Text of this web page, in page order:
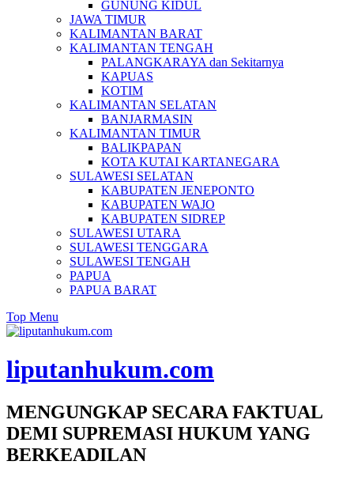
GUNUNG KIDUL
JAWA TIMUR
KALIMANTAN BARAT
KALIMANTAN TENGAH
PALANGKARAYA dan Sekitarnya
KAPUAS
KOTIM
KALIMANTAN SELATAN
BANJARMASIN
KALIMANTAN TIMUR
BALIKPAPAN
KOTA KUTAI KARTANEGARA
SULAWESI SELATAN
KABUPATEN JENEPONTO
KABUPATEN WAJO
KABUPATEN SIDREP
SULAWESI UTARA
SULAWESI TENGGARA
SULAWESI TENGAH
PAPUA
PAPUA BARAT
Top Menu
liputanhukum.com
MENGUNGKAP SECARA FAKTUAL
DEMI SUPREMASI HUKUM YANG
BERKEADILAN